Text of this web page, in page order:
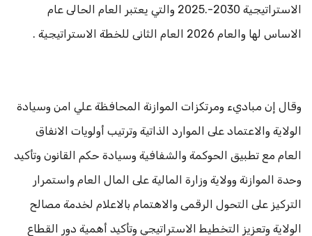
الاستراتيجية 2030-.2025 والتي يعتبر العام الحالى عام
الاساس لها والعام 2026 العام الثانى للخطة الاستراتيجية .
وقال إن مباديء ومرتكزات الموازنة المحافظة علي امن وسيادة
الولاية والاعتماد على الموارد الذاتية وترتيب أولويات الانفاق
العام مع تطبيق الحوكمة والشفافية وسيادة حكم القانون وتأكيد
وحدة الموازنة وولاية وزارة المالية على المال العام واستمرار
التركيز على التحول الرقمى والاهتمام بالاعلام لخدمة مصالح
الولاية وتعزيز التخطيط الاستراتيجي وتأكيد أهمية دور القطاع